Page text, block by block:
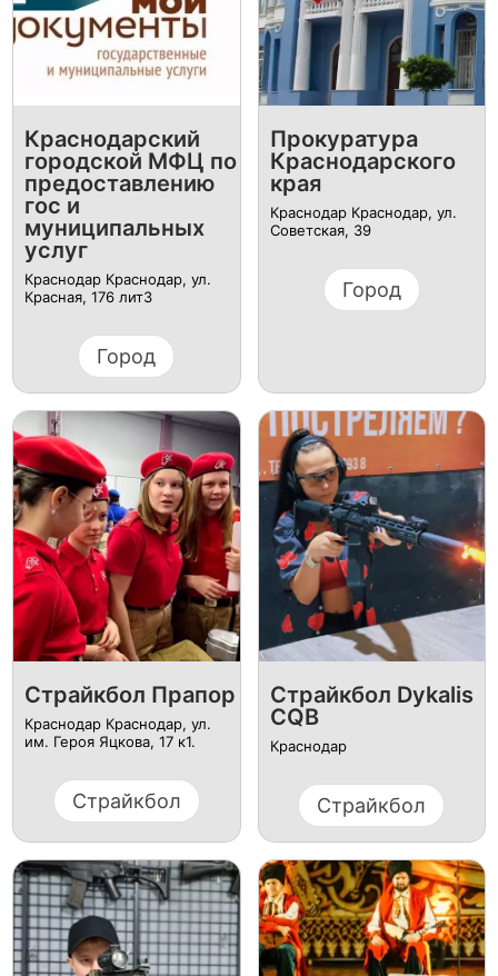
Краснодарский
городской МФЦ по
предоставлению
гос и
муниципальных
услуг
Краснодар Краснодар, ул.
Красная, 176 лит3
Город
Прокуратура
Краснодарского
края
Краснодар Краснодар, ул.
Советская, 39
Город
Страйкбол Прапор
Краснодар Краснодар, ул.
им. Героя Яцкова, 17 к1.
Страйкбол
Страйкбол Dykalis
CQB
Краснодар
Страйкбол